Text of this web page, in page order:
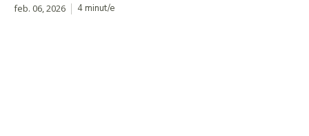
feb. 06, 2026 4minut/e